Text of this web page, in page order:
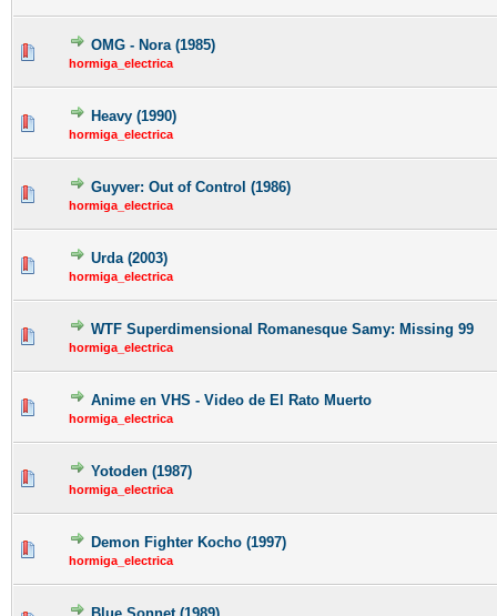
OMG - Nora (1985)
hormiga_electrica
Heavy (1990)
hormiga_electrica
Guyver: Out of Control (1986)
hormiga_electrica
Urda (2003)
hormiga_electrica
WTF Superdimensional Romanesque Samy: Missing 99
hormiga_electrica
Anime en VHS - Video de El Rato Muerto
hormiga_electrica
Yotoden (1987)
hormiga_electrica
Demon Fighter Kocho (1997)
hormiga_electrica